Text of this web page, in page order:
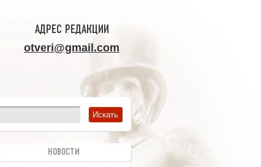
АДРЕС РЕДАКЦИИ
otveri@gmail.com
НОВОСТИ